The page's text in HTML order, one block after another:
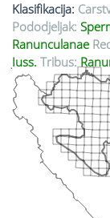
Klasifikacija:
Pododjeljak:
Ranunculanae
Juss. Tribus: